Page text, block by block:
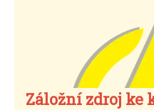
Záložní zdroj ke